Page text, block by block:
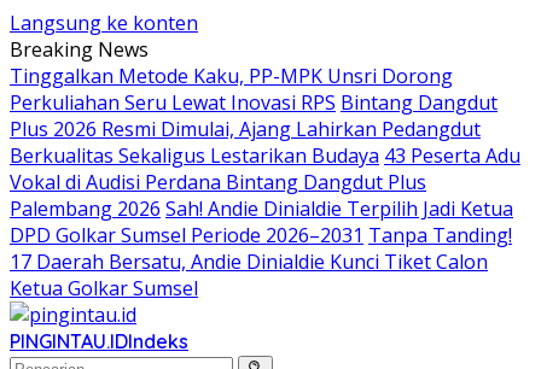
Langsung ke konten
Breaking News
Tinggalkan Metode Kaku, PP-MPK Unsri Dorong
Perkuliahan Seru Lewat Inovasi RPS Bintang Dangdut
Plus 2026 Resmi Dimulai, Ajang Lahirkan Pedangdut
Berkualitas Sekaligus Lestarikan Budaya 43 Peserta Adu
Vokal di Audisi Perdana Bintang Dangdut Plus
Palembang 2026 Sah! Andie Dinialdie Terpilih Jadi Ketua
DPD Golkar Sumsel Periode 2026–2031 Tanpa Tanding!
17 Daerah Bersatu, Andie Dinialdie Kunci Tiket Calon
Ketua Golkar Sumsel
PINGINTAU.IDIndeks